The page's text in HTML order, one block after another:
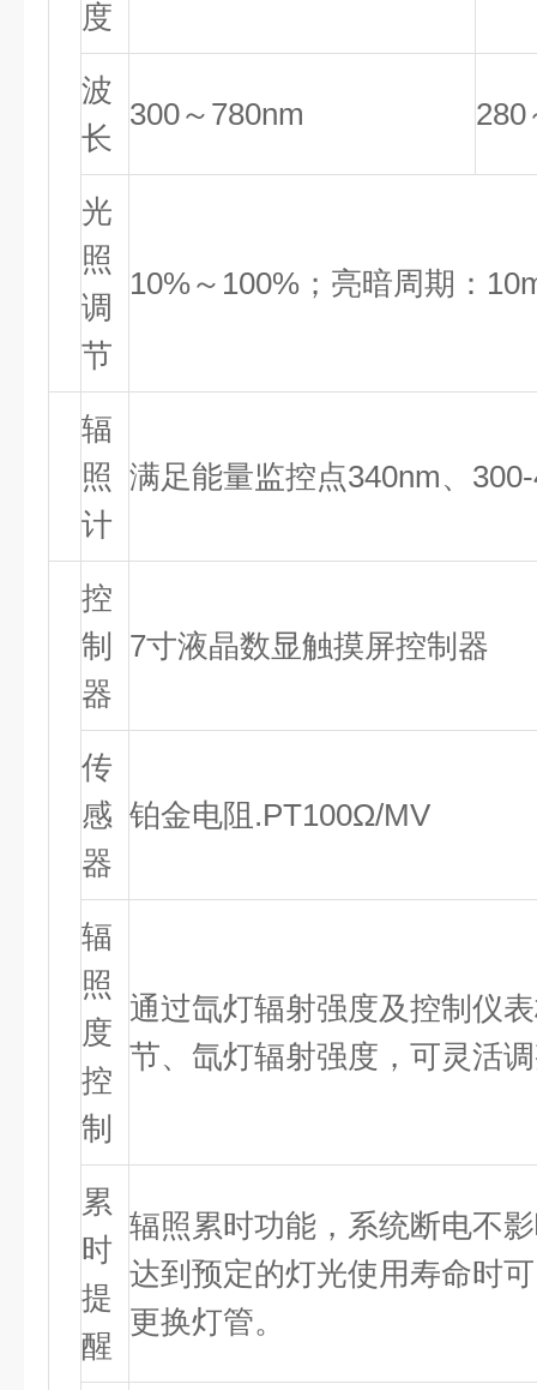
度
波
长
300～780nm 280
光
照
调
节
10%～100%；亮暗周期：
辐
照
计
满足能量监控点340nm、
控
制
器
7寸液晶数显触摸屏控制器
传
感
器
铂金电阻.PT100Ω/MV
辐
照
度
控
制
通过氙灯辐射强度及控制仪
节、氙灯辐射强度，可灵活
累
时
提
醒
辐照累时功能，系统断电不
达到预定的灯光使用寿命时
更换灯管。